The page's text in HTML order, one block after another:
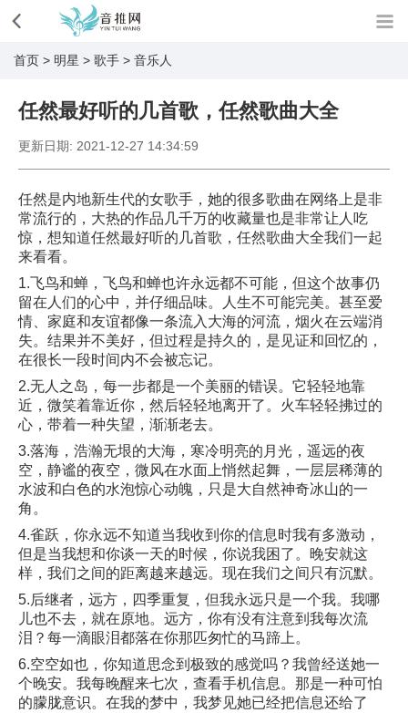
首页 > 明星 > 歌手 > 音乐人
任然最好听的几首歌，任然歌曲大全
更新日期: 2021-12-27 14:34:59
任然是内地新生代的女歌手，她的很多歌曲在网络上是非
常流行的，大热的作品几千万的收藏量也是非常让人吃
惊，想知道任然最好听的几首歌，任然歌曲大全我们一起
来看看。
1.飞鸟和蝉，飞鸟和蝉也许永远都不可能，但这个故事仍
留在人们的心中，并仔细品味。人生不可能完美。甚至爱
情、家庭和友谊都像一条流入大海的河流，烟火在云端消
失。结果并不美好，但过程是持久的，是见证和回忆的，
在很长一段时间内不会被忘记。
2.无人之岛，每一步都是一个美丽的错误。它轻轻地靠
近，微笑着靠近你，然后轻轻地离开了。火车轻轻拂过的
心，带着一种失望，渐渐老去。
3.落海，浩瀚无垠的大海，寒冷明亮的月光，遥远的夜
空，静谧的夜空，微风在水面上悄然起舞，一层层稀薄的
水波和白色的水泡惊心动魄，只是大自然神奇冰山的一
角。
4.雀跃，你永远不知道当我收到你的信息时我有多激动，
但是当我想和你谈一天的时候，你说我困了。晚安就这
样，我们之间的距离越来越远。现在我们之间只有沉默。
5.后继者，远方，四季重复，但我永远只是一个我。我哪
儿也不去，就在原地。远方，你有没有注意到我每次流
泪？每一滴眼泪都落在你那匹匆忙的马蹄上。
6.空空如也，你知道思念到极致的感觉吗？我曾经送她一
个晚安。我每晚醒来七次，查看手机信息。那是一种可怕
的朦胧意识。在我的梦中，我梦见她已经把信息还给了